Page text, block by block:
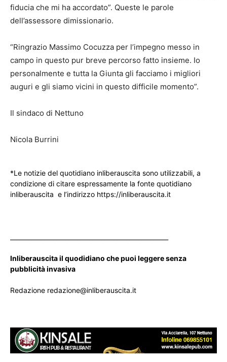
fiducia che mi ha accordato”. Queste le parole
dell’assessore dimissionario.
“Ringrazio Massimo Cocuzza per l’impegno messo in
campo in questo pur breve percorso fatto insieme. Io
personalmente e tutta la Giunta gli facciamo i migliori
auguri e gli siamo vicini in questo difficile momento”.
Il sindaco di Nettuno
Nicola Burrini
*Le notizie del quotidiano inliberauscita sono utilizzabili, a
condizione di citare espressamente la fonte quotidiano
inliberauscita e l’indirizzo https://inliberauscita.it
Inliberauscita il quodidiano che puoi leggere senza
pubblicità invasiva
Redazione redazione@inliberauscita.it